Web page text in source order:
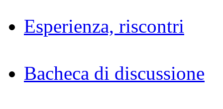
Esperienza, riscontri
Bacheca di discussione